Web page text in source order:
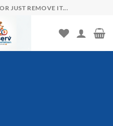
JUST REMOVE IT...